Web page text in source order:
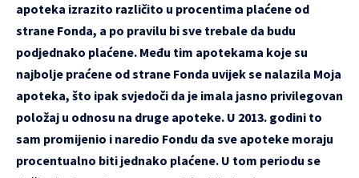
apoteka izrazito različito u procentima plaćene od
strane Fonda, a po pravilu bi sve trebale da budu
podjednako plaćene. Među tim apotekama koje su
najbolje praćene od strane Fonda uvijek se nalazila Moja
apoteka, što ipak svjedoči da je imala jasno privilegovan
položaj u odnosu na druge apoteke. U 2013. godini to
sam promijenio i naredio Fondu da sve apoteke moraju
procentualno biti jednako plaćene. U tom periodu se